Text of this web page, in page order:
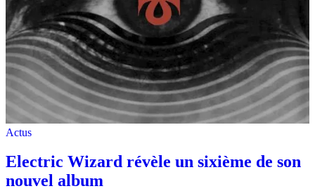
Actus
Electric Wizard révèle un sixième de son
nouvel album